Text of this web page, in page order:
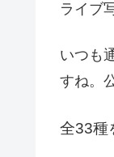
ライブ
いつも
すね。
全33種